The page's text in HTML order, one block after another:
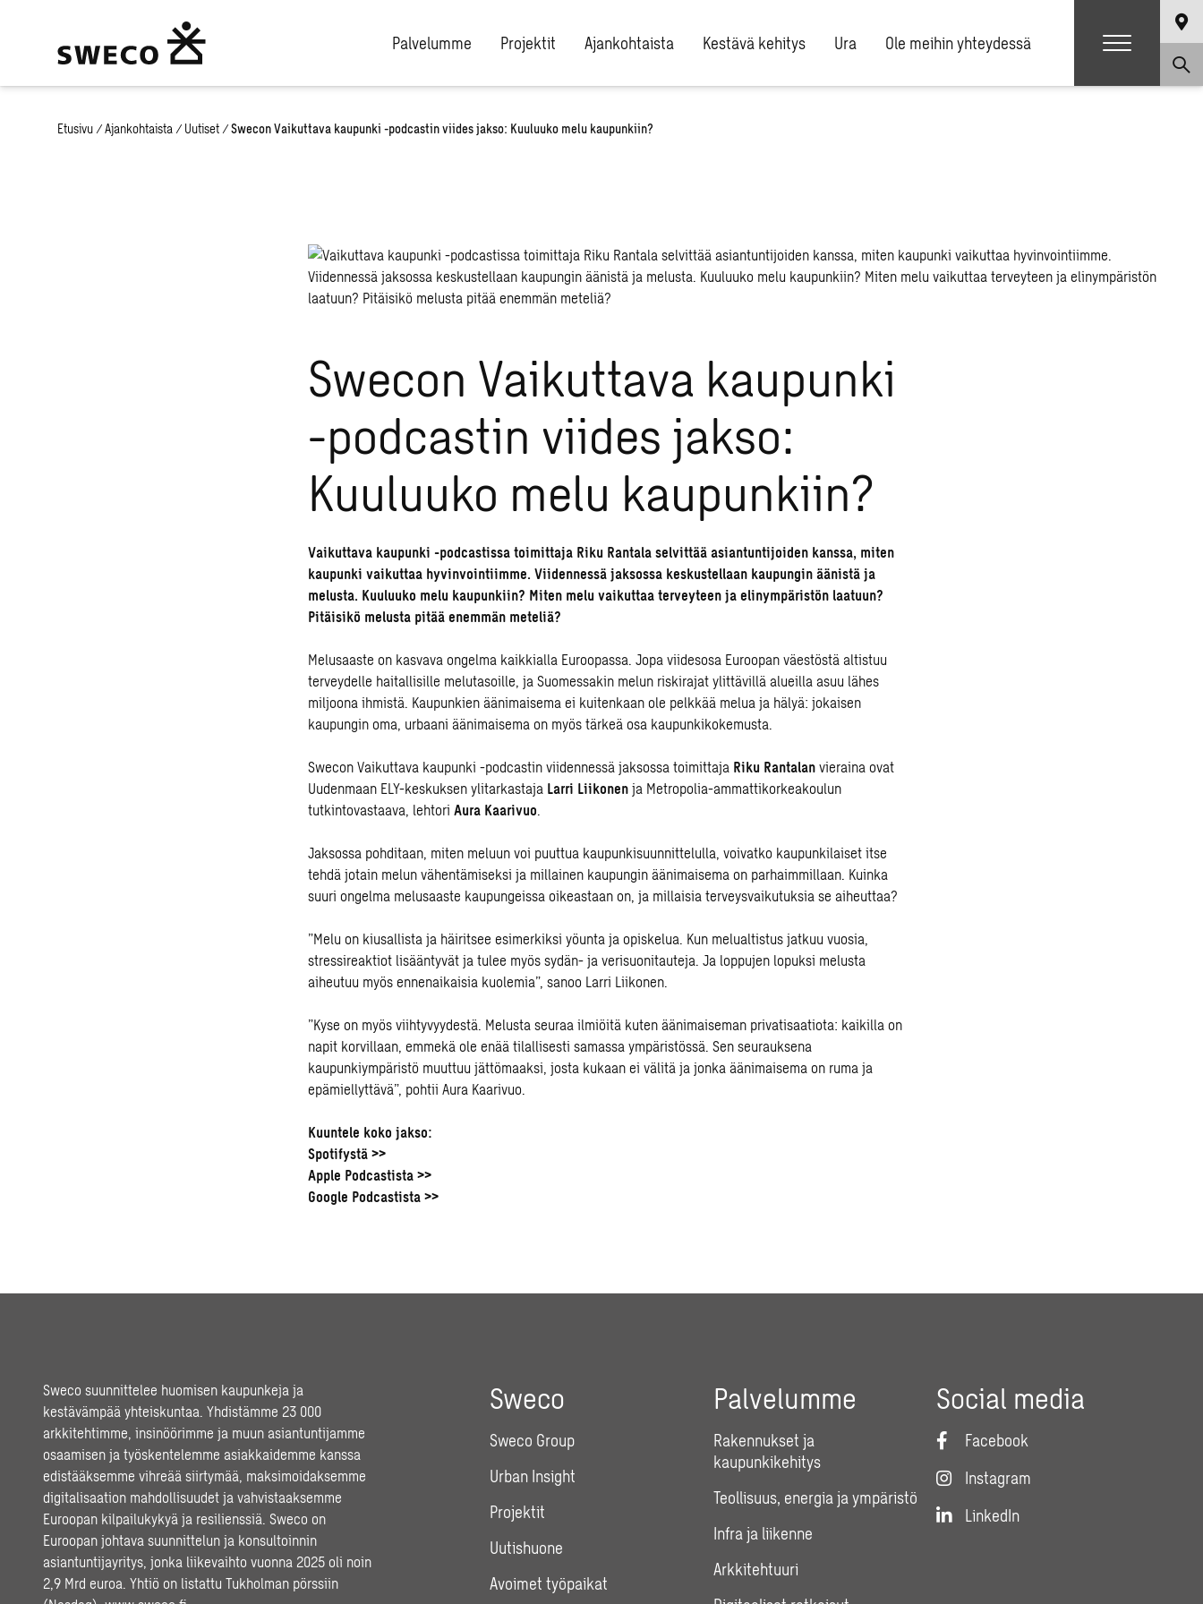
Palvelumme Projektit Ajankohtaista Kestävä kehitys Ura Ole meihin yhteydessä
Etusivu / Ajankohtaista / Uutiset / Swecon Vaikuttava kaupunki -podcastin viides jakso: Kuuluuko melu kaupunkiin?
Swecon Vaikuttava kaupunki
-podcastin viides jakso:
Kuuluuko melu kaupunkiin?
Vaikuttava kaupunki -podcastissa toimittaja Riku Rantala selvittää asiantuntijoiden kanssa, miten
kaupunki vaikuttaa hyvinvointiimme. Viidennessä jaksossa keskustellaan kaupungin äänistä ja
melusta. Kuuluuko melu kaupunkiin? Miten melu vaikuttaa terveyteen ja elinympäristön laatuun?
Pitäisikö melusta pitää enemmän meteliä?
Melusaaste on kasvava ongelma kaikkialla Euroopassa. Jopa viidesosa Euroopan väestöstä altistuu
terveydelle haitallisille melutasoille, ja Suomessakin melun riskirajat ylittävillä alueilla asuu lähes
miljoona ihmistä. Kaupunkien äänimaisema ei kuitenkaan ole pelkkää melua ja hälyä: jokaisen
kaupungin oma, urbaani äänimaisema on myös tärkeä osa kaupunkikokemusta.
Swecon Vaikuttava kaupunki -podcastin viidennessä jaksossa toimittaja Riku Rantalan vieraina ovat
Uudenmaan ELY-keskuksen ylitarkastaja Larri Liikonen ja Metropolia-ammattikorkeakoulun
tutkintovastaava, lehtori Aura Kaarivuo.
Jaksossa pohditaan, miten meluun voi puuttua kaupunkisuunnittelulla, voivatko kaupunkilaiset itse
tehdä jotain melun vähentämiseksi ja millainen kaupungin äänimaisema on parhaimmillaan. Kuinka
suuri ongelma melusaaste kaupungeissa oikeastaan on, ja millaisia terveysvaikutuksia se aiheuttaa?
”Melu on kiusallista ja häiritsee esimerkiksi yöunta ja opiskelua. Kun melualtistus jatkuu vuosia,
stressireaktiot lisääntyvät ja tulee myös sydän- ja verisuonitauteja. Ja loppujen lopuksi melusta
aiheutuu myös ennenaikaisia kuolemia”, sanoo Larri Liikonen.
”Kyse on myös viihtyvyydestä. Melusta seuraa ilmiöitä kuten äänimaiseman privatisaatiota: kaikilla on
napit korvillaan, emmekä ole enää tilallisesti samassa ympäristössä. Sen seurauksena
kaupunkiympäristö muuttuu jättömaaksi, josta kukaan ei välitä ja jonka äänimaisema on ruma ja
epämiellyttävä”, pohtii Aura Kaarivuo.
Kuuntele koko jakso:
Spotifystä >>
Apple Podcastista >>
Google Podcastista >>
Sweco suunnittelee huomisen kaupunkeja ja
kestävämpää yhteiskuntaa. Yhdistämme 23 000
arkkitehtimme, insinöörimme ja muun asiantuntijamme
osaamisen ja työskentelemme asiakkaidemme kanssa
edistääksemme vihreää siirtymää, maksimoidaksemme
digitalisaation mahdollisuudet ja vahvistaaksemme
Euroopan kilpailukykyä ja resilienssiä. Sweco on
Euroopan johtava suunnittelun ja konsultoinnin
asiantuntijayritys, jonka liikevaihto vuonna 2025 oli noin
2,9 Mrd euroa. Yhtiö on listattu Tukholman pörssiin
Sweco
Sweco Group
Urban Insight
Projektit
Uutishuone
Avoimet työpaikat
Palvelumme
Rakennukset ja
kaupunkikehitys
Teollisuus, energia ja ympäristö
Infra ja liikenne
Arkkitehtuuri
Social media
Facebook
Instagram
LinkedIn